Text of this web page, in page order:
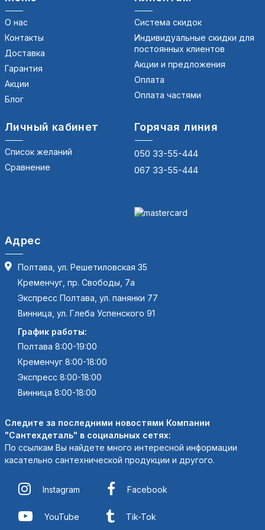
О нас
Контакты
Доставка
Гарантия
Акции
Блог
Система скидок
Индивидуальные скидки для
постоянных клиентов
Акции и предложения
Оплата
Оплата частями
Личный кабинет
Список желаний
Сравнение
Горячая линия
050 33-55-444
067 33-55-444
Адрес
Полтава, ул. Решетиловская 35
Кременчуг, пр. Свободы, 7а
Экспресс Полтава, ул. панянки 77
Винница, ул. Глеба Успенского 91
График работы:
Полтава 8:00-19:00
Кременчуг 8:00-18:00
Экспресс 8:00-18:00
Винница 8:00-18:00
Следите за последними новостями Компании
"Сантехдеталь" в социальных сетях:
По ссылкам Вы найдете много интересной информации
касательно сантехнической продукции и другого.
Instagram Facebook
YouTube Tik-Tok